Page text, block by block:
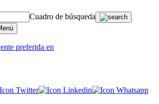
Cuadro de búsqueda
preferida en